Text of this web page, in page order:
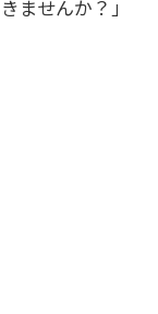
ませんか？」